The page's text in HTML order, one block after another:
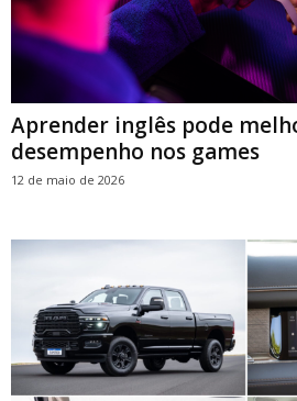
Aprender inglês pode
desempenho nos games
12 de maio de 2026